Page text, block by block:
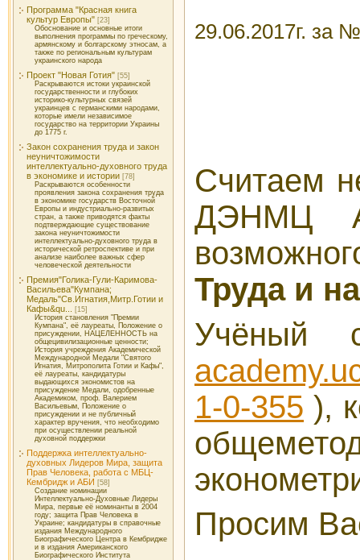
Программа "Красная книга
культур Европы" [23]
Обоснование и основные итоги
выполнения программы по греческому,
армянскому и болгарскому этносам, а
также по региональным культурам
украинского народа
Проект "Новая Готия" [55]
Раскрываются истоки украинской
государственности и глубоких
историко-культурных связей
украинцев с германскими народами,
которые имели независимое
государство на территории Украины
до 1775 г.
Закон сохранения труда и закон
неуничтожимости
интеллектуально-духовного труда
в экономике и истории [78]
Раскрываются особенности
проявления закона сохранения труда
в экономике государств Восточной
Европы и индустриально-развитых
стран, а также приводятся факты
подтверждающие существование
закона неуничтожимости
интеллектуально-духовного труда в
исторической ретроспективе и при
анализе наиболее важных сфер
человеческой деятельности
Премия"Голика-Гули-Каримова-
Васильева"Кумпана;
Медаль"Св.Игнатия,Митр.Готии и
Кафы&qu...
[15]
История становления "Премии
Кумпана", её лауреаты, Положение о
присуждении, НАЦЕЛЕННОСТЬ на
общецивилизационные ценности;
История учреждения Академической
Международной Медали "Святого
Игнатия, Митрополита Готии и Кафы",
её лауреаты, кандидатуры
выдающихся экономистов на
присуждение Медали, одобренные
Академиком, проф. Валерием
Васильевым, Положение о
присуждении и не публичный
характер вручения, что необходимо
при осуществлении реальной
духовной поддержки
Поддержка интеллектуально-
духовных Лидеров Мира, защита
Прав Человека, работа с МБЦ-
Кембридж и АБИ [58]
Создание номинации
Интеллектуально-Духовные Лидеры
Мира, первые её номинанты в 2004
году; защита Прав Человека в
Украине; кандидатуры в справочные
издания Международного
Биографического Центра в Кембридже
и в издания Американского
Биографического Института
29.06.2017г. за
Считаем
ДЭНМЦ
Труда и
Учёный
1-0-355 ),
Просим